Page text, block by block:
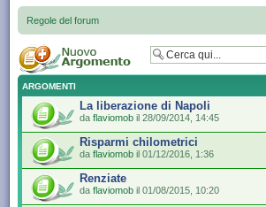
Regole del forum
ARGOMENTI
La liberazione di Napoli
da flaviomob il 28/09/2014, 14:45
Risparmi chilometrici
da flaviomob il 01/12/2016, 1:36
Renziate
da flaviomob il 01/08/2015, 10:20